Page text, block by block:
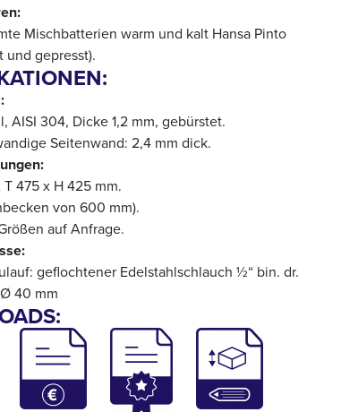
Mischbatterien warm und kalt Hansa Pinto
und gepresst).
AISI 304, Dicke 1,2 mm, gebürstet.
Seitenwand: 2,4 mm dick.
T 475 x H 425 mm.
von 600 mm).
auf Anfrage.
geflochtener Edelstahlschlauch ½“ bin. dr.
40 mm